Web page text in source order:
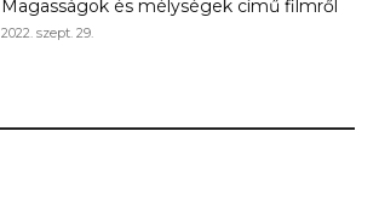
Magasságok és mélységek című filmről
2022. szept. 29.